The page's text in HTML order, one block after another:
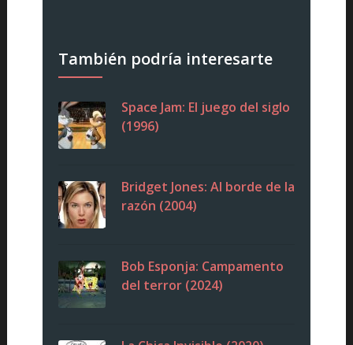
También podría interesarte
Space Jam: El juego del siglo
(1996)
Bridget Jones: Al borde de la
razón (2004)
Bob Esponja: Campamento
del terror (2024)